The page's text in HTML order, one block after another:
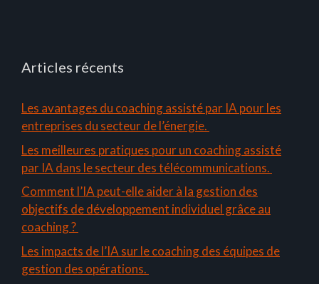
Articles récents
Les avantages du coaching assisté par IA pour les
entreprises du secteur de l’énergie.
Les meilleures pratiques pour un coaching assisté
par IA dans le secteur des télécommunications.
Comment l’IA peut-elle aider à la gestion des
objectifs de développement individuel grâce au
coaching ?
Les impacts de l’IA sur le coaching des équipes de
gestion des opérations.